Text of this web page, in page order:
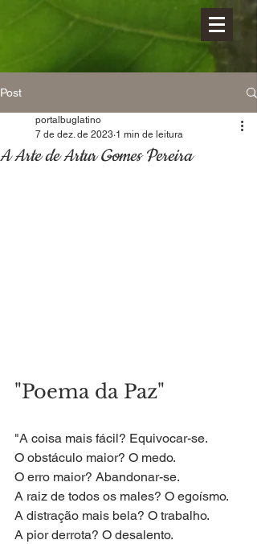
Post
A Arte de Artur Gomes Pereira
portalbuglatino
7 de dez. de 2023 1 min de leitura
"Poema da Paz"
"A coisa mais fácil? Equivocar-se.
O obstáculo maior? O medo.
O erro maior? Abandonar-se.
A raiz de todos os males? O egoísmo.
A distração mais bela? O trabalho.
A pior derrota? O desalento.